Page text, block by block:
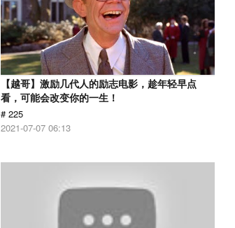
【越哥】激励几代人的励志电影，趁年轻早点
看，可能会改变你的一生！
# 225
2021-07-07 06:13